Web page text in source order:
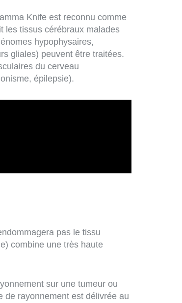
Knife est reconnu comme
les tissus cérébraux malades
hypophysaires,
gliales) peuvent être traitées.
du cerveau
épilepsie).
pas le tissu
combine une très haute
sur une tumeur ou
de rayonnement est délivrée au